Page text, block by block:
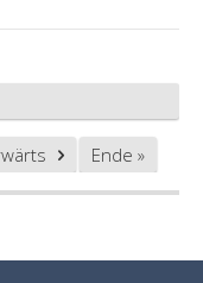
Ende »